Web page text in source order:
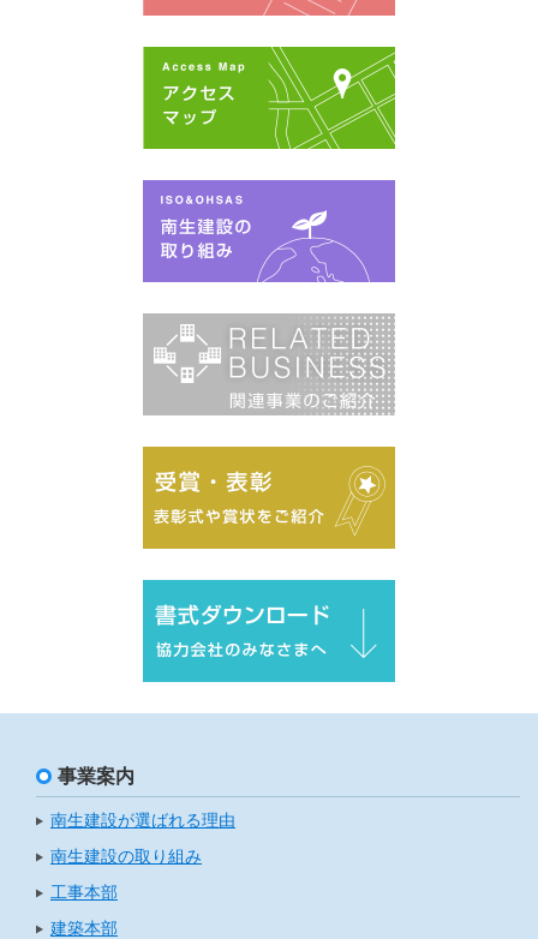
事業案内
南生建設が選ばれる理由
南生建設の取り組み
工事本部
建築本部